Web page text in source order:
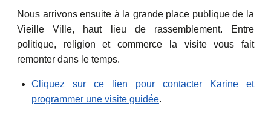
Nous arrivons ensuite à la grande place publique de la
Vieille Ville, haut lieu de rassemblement. Entre
politique, religion et commerce la visite vous fait
remonter dans le temps.
Cliquez sur ce lien pour contacter Karine et
programmer une visite guidée.